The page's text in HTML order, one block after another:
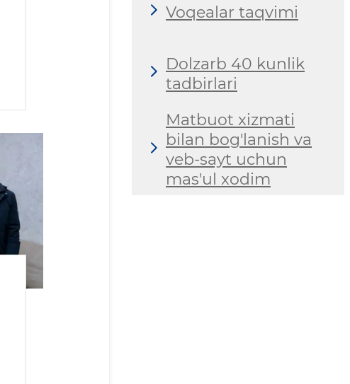
Voqealar taqvimi
Dolzarb 40 kunlik
tadbirlari
Matbuot xizmati
bilan bog'lanish va
veb-sayt uchun
mas'ul xodim